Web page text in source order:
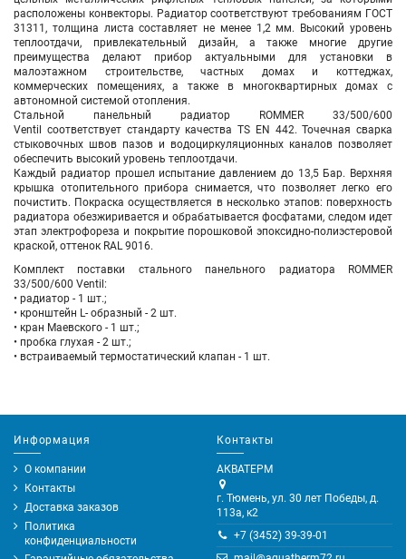
расположены конвекторы. Радиатор соответствуют требованиям ГОСТ
31311, толщина листа составляет не менее 1,2 мм. Высокий уровень
теплоотдачи, привлекательный дизайн, а также многие другие
преимущества делают прибор актуальными для установки в
малоэтажном строительстве, частных домах и коттеджах,
коммерческих помещениях, а также в многоквартирных домах с
автономной системой отопления.
Стальной панельный радиатор ROMMER 33/500/600
Ventil соответствует стандарту качества TS EN 442. Точечная сварка
стыковочных швов пазов и водоциркуляционных каналов позволяет
обеспечить высокий уровень теплоотдачи.
Каждый радиатор прошел испытание давлением до 13,5 Бар. Верхняя
крышка отопительного прибора снимается, что позволяет легко его
почистить. Покраска осуществляется в несколько этапов: поверхность
радиатора обезжиривается и обрабатывается фосфатами, следом идет
этап электрофореза и покрытие порошковой эпоксидно-полиэстеровой
краской, оттенок RAL 9016.
Комплект поставки стального панельного радиатора ROMMER
33/500/600 Ventil:
• радиатор - 1 шт.;
• кронштейн L- образный - 2 шт.
• кран Маевского - 1 шт.;
• пробка глухая - 2 шт.;
• встраиваемый термостатический клапан - 1 шт.
Информация
О компании
Контакты
Доставка заказов
Политика
конфиденциальности
Контакты
АКВАТЕРМ
г. Тюмень, ул. 30 лет Победы, д.
113а, к2
+7 (3452) 39-39-01